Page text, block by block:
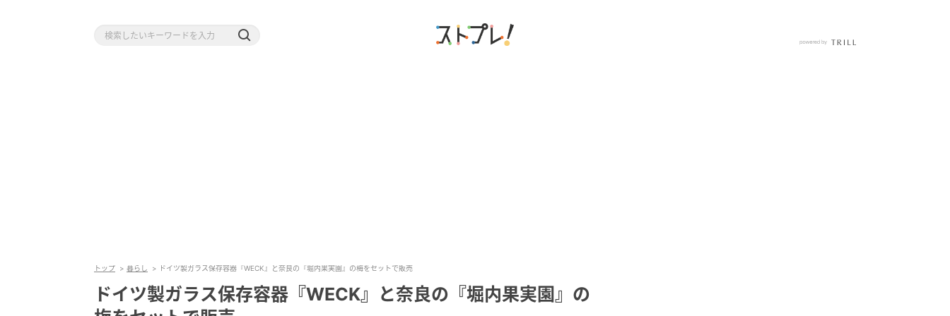
トップ 暮らし ドイツ製ガラス保存容器『WECK』と奈良の『堀内果実園』の梅をセットで販売
ドイツ製ガラス保存容器『WECK』と奈良の『堀内果実園』の